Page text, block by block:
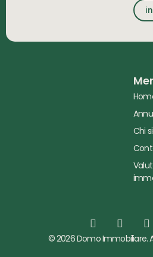
Chi
© 2026 Domo Immobiliare.